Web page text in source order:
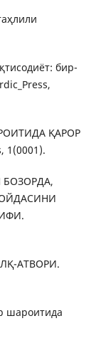
бир-
ҚАРОР
БОЗОРДА,
АТВОРИ.
шароитида